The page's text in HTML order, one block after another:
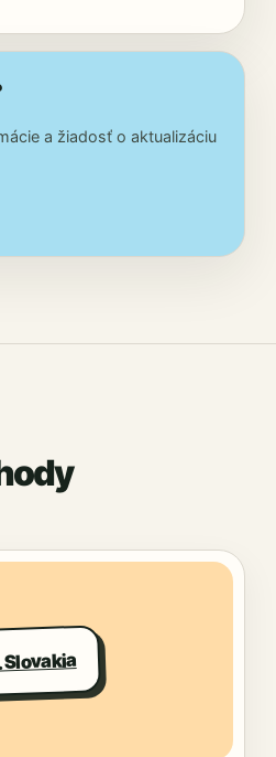
a žiadosť o aktualizáciu
Slovakia